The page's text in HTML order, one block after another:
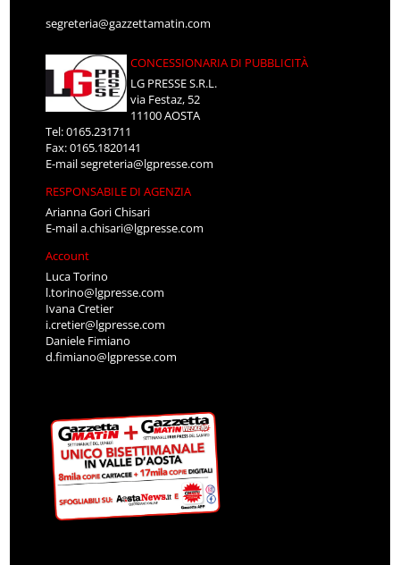
segreteria@gazzettamatin.com
CONCESSIONARIA DI PUBBLICITÀ
LG PRESSE S.R.L.
via Festaz, 52
11100 AOSTA
Tel: 0165.231711
Fax: 0165.1820141
E-mailsegreteria@lgpresse.com
RESPONSABILE DI AGENZIA
Arianna Gori Chisari
E-maila.chisari@lgpresse.com
Account
Luca Torino
l.torino@lgpresse.com
Ivana Cretier
i.cretier@lgpresse.com
Daniele Fimiano
d.fimiano@lgpresse.com